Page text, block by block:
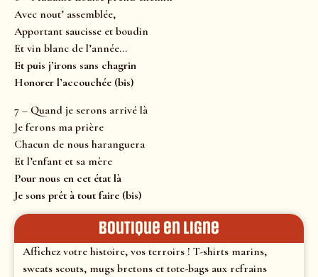
Avec nout’ assemblée,
Apportant saucisse et boudin
Et vin blanc de l’année…
Et puis j’irons sans chagrin
Honorer l’accouchée (bis)
7 – Quand je serons arrivé là
Je ferons ma prière
Chacun de nous haranguera
Et l’enfant et sa mère
Pour nous en cet état là
Je sons prêt à tout faire (bis)
Boutique en ligne
Affichez votre histoire, vos terroirs ! T-shirts marins,
sweats scouts, mugs bretons et tote-bags aux refrains